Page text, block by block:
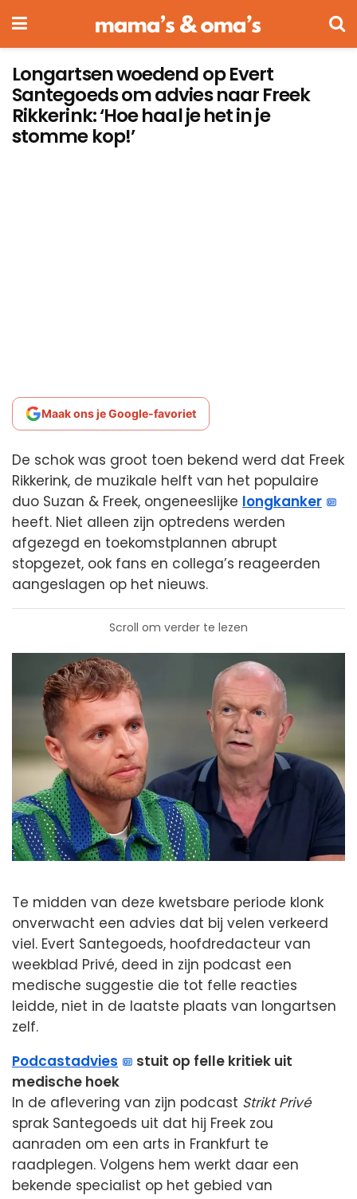
Longartsen woedend op Evert
Santegoeds om advies naar Freek
Rikkerink: ‘Hoe haal je het in je
stomme kop!’
Maak ons je Google-favoriet
De schok was groot toen bekend werd dat Freek
Rikkerink, de muzikale helft van het populaire
duo Suzan & Freek, ongeneeslijke longkanker
heeft. Niet alleen zijn optredens werden
afgezegd en toekomstplannen abrupt
stopgezet, ook fans en collega’s reageerden
aangeslagen op het nieuws.
Scroll om verder te lezen
Te midden van deze kwetsbare periode klonk
onverwacht een advies dat bij velen verkeerd
viel. Evert Santegoeds, hoofdredacteur van
weekblad Privé, deed in zijn podcast een
medische suggestie die tot felle reacties
leidde, niet in de laatste plaats van longartsen
zelf.
Podcastadvies
stuit op felle kritiek uit
medische hoek
In de aflevering van zijn podcast Strikt Privé
sprak Santegoeds uit dat hij Freek zou
aanraden om een arts in Frankfurt te
raadplegen. Volgens hem werkt daar een
bekende specialist op het gebied van